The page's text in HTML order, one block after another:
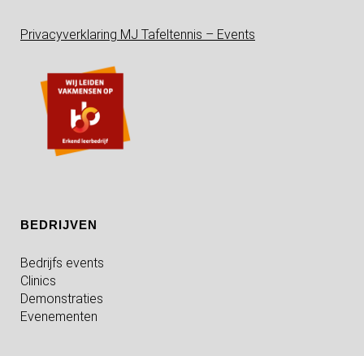
Privacyverklaring MJ Tafeltennis – Events
BEDRIJVEN
Bedrijfs events
Clinics
Demonstraties
Evenementen